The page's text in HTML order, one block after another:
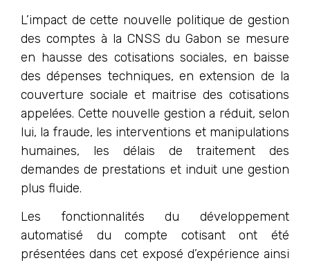
L’impact de cette nouvelle politique de gestion
des comptes à la CNSS du Gabon se mesure
en hausse des cotisations sociales, en baisse
des dépenses techniques, en extension de la
couverture sociale et maitrise des cotisations
appelées. Cette nouvelle gestion a réduit, selon
lui, la fraude, les interventions et manipulations
humaines, les délais de traitement des
demandes de prestations et induit une gestion
plus fluide.
Les fonctionnalités du développement
automatisé du compte cotisant ont été
présentées dans cet exposé d’expérience ainsi